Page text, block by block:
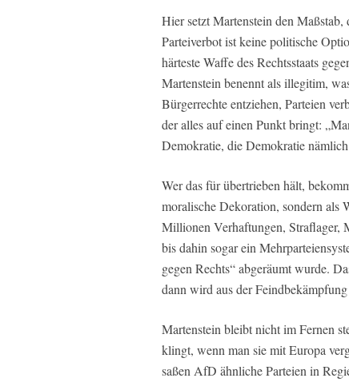
Hier setzt Martenstein den
Parteiverbot ist keine politische
härteste Waffe des Rechtsstaats
Martenstein benennt als illegitim,
Bürgerrechte entziehen, Parteien
der alles auf einen Punkt bringt:
Demokratie, die Demokratie
Wer das für übertrieben hält,
moralische Dekoration, sondern als
Millionen Verhaftungen, Straflager,
bis dahin sogar ein
gegen Rechts“ abgeräumt wurde.
dann wird aus der
Martenstein bleibt nicht im Fernen
klingt, wenn man sie mit Europa
saßen AfD ähnliche Parteien in